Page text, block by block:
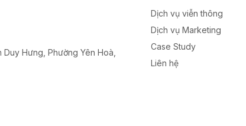
Duy Hưng, Phường Yên Hoà,
Dịch vụ viễn thông
Dịch vụ Marketing
Case Study
Liên hệ